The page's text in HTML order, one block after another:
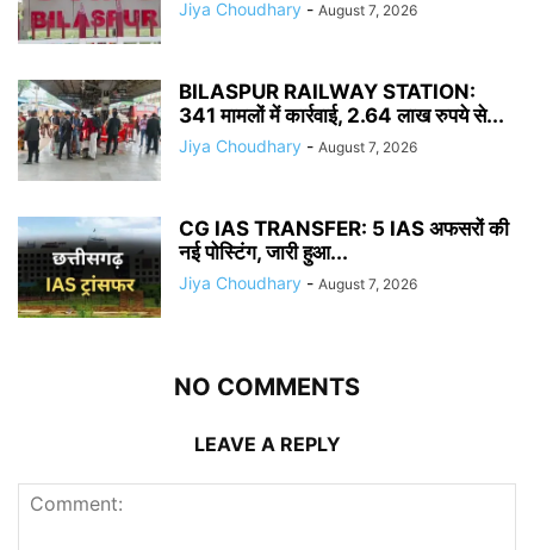
Jiya Choudhary - August 7, 2026
BILASPUR RAILWAY STATION:
341 मामलों में कार्रवाई, 2.64 लाख रुपये से...
Jiya Choudhary - August 7, 2026
CG IAS TRANSFER: 5 IAS अफसरों की
नई पोस्टिंग, जारी हुआ...
Jiya Choudhary - August 7, 2026
NO COMMENTS
LEAVE A REPLY